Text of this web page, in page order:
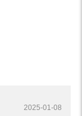
2025-01-08